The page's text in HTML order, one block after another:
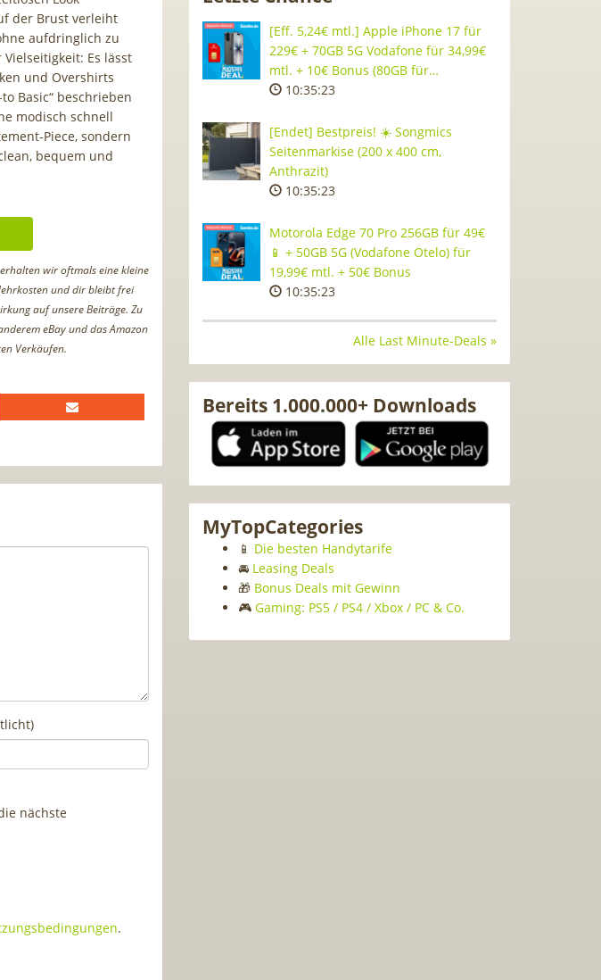
der Brust verleiht
aufdringlich zu
Es lässt
und Overshirts
Basic“ beschrieben
modisch schnell
Piece, sondern
bequem und
wir oftmals eine kleine
und dir bleibt frei
auf unsere Beiträge. Zu
eBay und das Amazon
Verkäufen.
nächste
.
[Eff. 5,24€ mtl.] Apple iPhone 17 für
229€ + 70GB 5G Vodafone für 34,99€
mtl. + 10€ Bonus (80GB für…
10:35:22
[Endet] Bestpreis! ☀️ Songmics
Seitenmarkise (200 x 400 cm,
Anthrazit)
10:35:22
Motorola Edge 70 Pro 256GB für 49€
📱 + 50GB 5G (Vodafone Otelo) für
19,99€ mtl. + 50€ Bonus
10:35:22
Alle Last Minute-Deals »
Bereits 1.000.000+ Downloads
MyTopCategories
📱 Die besten Handytarife
🚘 Leasing Deals
🎁 Bonus Deals mit Gewinn
🎮 Gaming: PS5 / PS4 / Xbox / PC & Co.